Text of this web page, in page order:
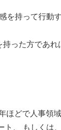
を持って行動
った方であれ
ほどで人事領
ト、 もしくは